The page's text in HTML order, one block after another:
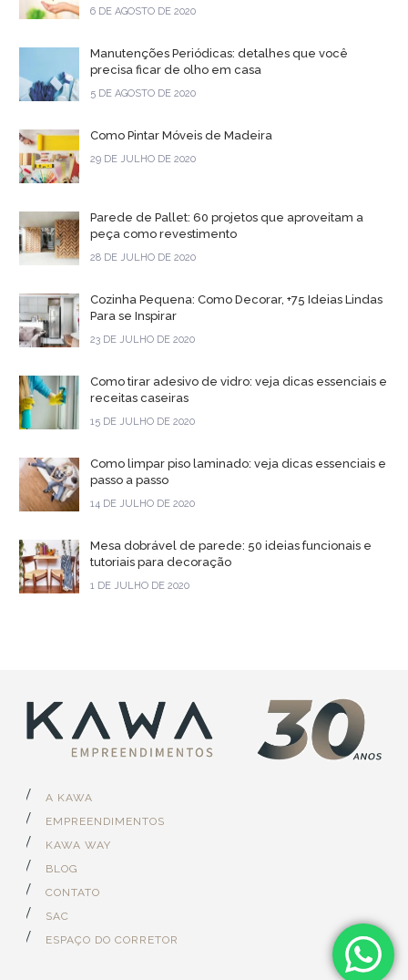
6 DE AGOSTO DE 2020
Manutenções Periódicas: detalhes que você
precisa ficar de olho em casa
5 DE AGOSTO DE 2020
Como Pintar Móveis de Madeira
29 DE JULHO DE 2020
Parede de Pallet: 60 projetos que aproveitam a
peça como revestimento
28 DE JULHO DE 2020
Cozinha Pequena: Como Decorar, +75 Ideias Lindas
Para se Inspirar
23 DE JULHO DE 2020
Como tirar adesivo de vidro: veja dicas essenciais e
receitas caseiras
15 DE JULHO DE 2020
Como limpar piso laminado: veja dicas essenciais e
passo a passo
14 DE JULHO DE 2020
Mesa dobrável de parede: 50 ideias funcionais e
tutoriais para decoração
1 DE JULHO DE 2020
A KAWA
EMPREENDIMENTOS
KAWA WAY
BLOG
CONTATO
SAC
ESPAÇO DO CORRETOR